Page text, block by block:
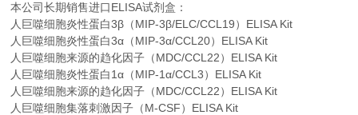
本公司长期销售进口ELISA试剂盒：
人巨噬细胞炎性蛋白3β（MIP-3β/ELC/CCL19）ELISA Kit
人巨噬细胞炎性蛋白3α（MIP-3α/CCL20）ELISA Kit
人巨噬细胞来源的趋化因子（MDC/CCL22）ELISA Kit
人巨噬细胞炎性蛋白1α（MIP-1α/CCL3）ELISA Kit
人巨噬细胞来源的趋化因子（MDC/CCL22）ELISA Kit
人巨噬细胞集落刺激因子（M-CSF）ELISA Kit